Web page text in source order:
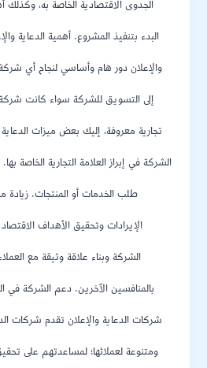
الجدوى الاقتصادية الخاصة به، وكذلك
البدء بتنفيذ المشروع. أهمية الدعاية
والإعلان دور هام وأساسي لنجاح أي
إلى التسويق للشركة سواء كانت
تجارية معروفة، إليك بعض ميزات
الشركة في إبراز العلامة التجارية الخاصة
طلب الخدمات أو المنتجات. زيادة
الإيرادات وتحقيق الأهداف
الشركة وبناء علاقة وثيقة مع
بالمنافسين الٱخرين. دعم الشركة في
شركات الدعاية والإعلان تقدم شركات
ومتنوعة لعملائها؛ لمساعدتهم على